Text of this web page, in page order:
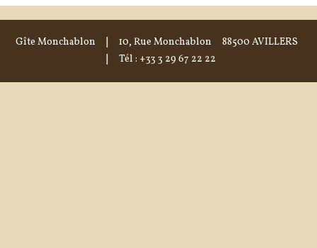
Gîte Monchablon | 10, Rue Monchablon 88500 AVILLERS
| Tél : +33 3 29 67 22 22